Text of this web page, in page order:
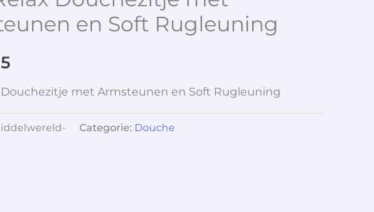
en Soft Rugleuning
Douchezitje met Armsteunen en Soft Rugleuning
Categorie: Douche